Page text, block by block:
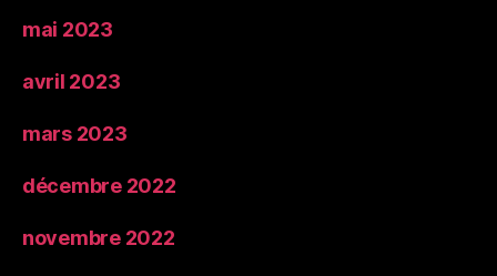
mai 2023
avril 2023
mars 2023
décembre 2022
novembre 2022